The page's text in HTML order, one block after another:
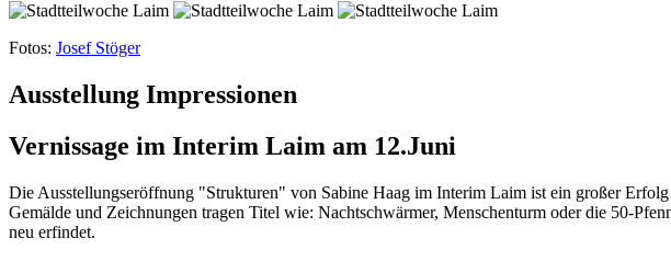
Fotos: Josef Stöger
Ausstellung Impressionen
Vernissage im Interim Laim am 12.Juni
Die Ausstellungseröffnung "Strukturen" von Sabine Haag im Interim Laim ist ein großer
Gemälde und Zeichnungen tragen Titel wie: Nachtschwärmer, Menschenturm oder die 50-
neu erfindet.